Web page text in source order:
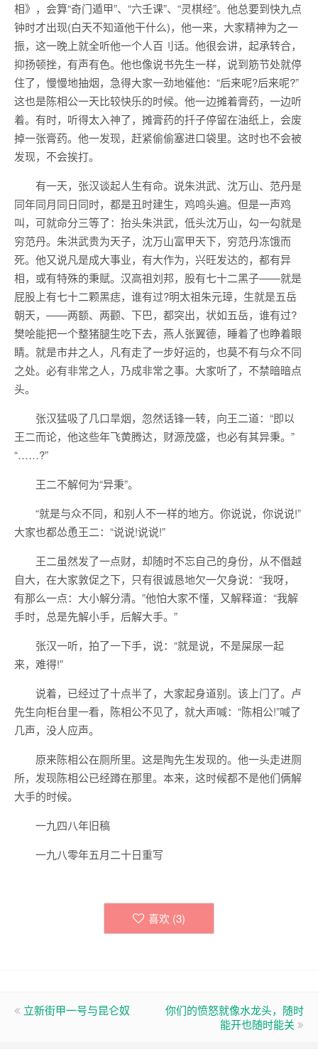
相》，会算“奇门遁甲”、“六壬课”、“灵棋经”。他总要到快九点
钟时才出现(白天不知道他干什么)，他一来，大家精神为之一
振，这一晚上就全听他一个人百刂话。他很会讲，起承转合，
抑扬顿挫，有声有色。他也像说书先生一样，说到筋节处就停
住了，慢慢地抽烟，急得大家一劲地催他：“后来呢?后来呢?”
这也是陈相公一天比较快乐的时候。他一边摊着膏药，一边听
着。有时，听得太入神了，摊膏药的扦子停留在油纸上，会废
掉一张膏药。他一发现，赶紧偷偷塞进口袋里。这时也不会被
发现，不会挨打。
有一天，张汉谈起人生有命。说朱洪武、沈万山、范丹是
同年同月同日同时，都是丑时建生，鸡鸣头遍。但是一声鸡
叫，可就命分三等了：抬头朱洪武，低头沈万山，勾一勾就是
穷范丹。朱洪武贵为天子，沈万山富甲天下，穷范丹冻饿而
死。他又说凡是成大事业，有大作为，兴旺发达的，都有异
相，或有特殊的秉赋。汉高祖刘邦，股有七十二黑子——就是
屁股上有七十二颗黑痣，谁有过?明太祖朱元璋，生就是五岳
朝天，——两额、两颧、下巴，都突出，状如五岳，谁有过?
樊哙能把一个整猪腿生吃下去，燕人张翼德，睡着了也睁着眼
睛。就是市井之人，凡有走了一步好运的，也莫不有与众不同
之处。必有非常之人，乃成非常之事。大家听了，不禁暗暗点
头。
张汉猛吸了几口旱烟，忽然话锋一转，向王二道：“即以
王二而论，他这些年飞黄腾达，财源茂盛，也必有其异秉。”
“……?”
王二不解何为“异秉”。
“就是与众不同，和别人不一样的地方。你说说，你说说!”
大家也都怂恿王二：“说说!说说!”
王二虽然发了一点财，却随时不忘自己的身份，从不僭越
自大，在大家敦促之下，只有很诚恳地欠一欠身说：“我呀，
有那么一点：大小解分清。”他怕大家不懂，又解释道：“我解
手时，总是先解小手，后解大手。”
张汉一听，拍了一下手，说：“就是说，不是屎尿一起
来，难得!”
说着，已经过了十点半了，大家起身道别。该上门了。卢
先生向柜台里一看，陈相公不见了，就大声喊：“陈相公!”喊了
几声，没人应声。
原来陈相公在厕所里。这是陶先生发现的。他一头走进厕
所，发现陈相公已经蹲在那里。本来，这时候都不是他们俩解
大手的时候。
一九四八年旧稿
一九八零年五月二十日重写
喜欢 (3)
立新街甲一号与昆仑奴
你们的愤怒就像水龙头，随时
能开也随时能关